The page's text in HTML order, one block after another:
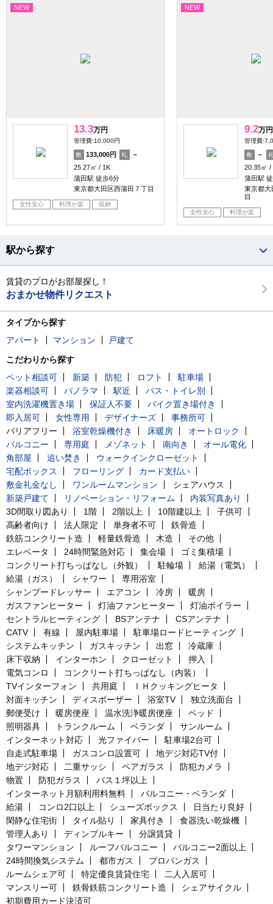
NEW
13.3万円
管理費:10,000円
敷 133,000円 礼
－
25.27㎡
1K
蒲田駅 徒歩6分
東京都大田区西蒲田７丁目
女性安心 料理が楽 収納
NEW
9.2万円
管理費
敷 －
20.35㎡
蒲田駅
東京都大
目
女性安心 料理が楽
駅から探す
賃貸のプロがお部屋探し！
おまかせ物件リクエスト
タイプから探す
アパート
マンション
戸建て
こだわりから探す
ペット相談可
新築 防犯 ロフト
駐車場
楽器相談可
パノラマ 駅近
バス・トイレ別
室内洗濯機置き場
保証人不要
バイク置き場付き
即入居可
女性専用 デザイナーズ
事務所可
バリアフリー
浴室乾燥機付き 床暖房
オートロック
バルコニー
専用庭 メゾネット 南向き
オール電化
角部屋
追い焚き
ウォークインクローゼット
宅配ボックス
フローリング
カード支払い
敷金礼金なし
ワンルームマンション
シェアハウス
新築戸建て
リノベーション・リフォーム
内装写真あり
3D間取り図あり
1階 2階以上 10階建以上
子供可
高齢者向け
法人限定 単身者不可
鉄骨造
鉄筋コンクリート造
軽量鉄骨造 木造
その他
エレベータ
24時間緊急対応 集会場
ゴミ集積場
コンクリート打ちっぱなし（外観）
駐輪場
給湯（電気）
給湯（ガス）
シャワー
専用浴室
シャンプードレッサー
エアコン 冷房
暖房
ガスファンヒーター
灯油ファンヒーター
灯油ボイラー
セントラルヒーティング
BSアンテナ
CSアンテナ
CATV
有線 屋内駐車場
駐車場ロードヒーティング
システムキッチン
ガスキッチン 出窓
冷蔵庫
床下収納
インターホン クローゼット
押入
電気コンロ
コンクリート打ちっぱなし（内装）
TVインターフォン
共用庭
ＩＨクッキングヒータ
対面キッチン
ディスポーザー 浴室TV
独立洗面台
郵便受け
暖房便座 温水洗浄暖房便座
ベッド
照明器具
トランクルーム ベランダ
サンルーム
インターネット対応
光ファイバー
駐車場2台可
自走式駐車場
ガスコンロ設置可
地デジ対応TV付
地デジ対応
二重サッシ ペアガラス
防犯カメラ
物置
防犯ガラス
バス１坪以上
インターネット月額利用料無料
バルコニー・ベランダ
給湯
コンロ2口以上 シューズボックス
日当たり良好
閑静な住宅街
タイル貼り 家具付き
食器洗い乾燥機
管理人あり
ディンプルキー
分譲賃貸
タワーマンション
ルーフバルコニー
バルコニー2面以上
24時間換気システム
都市ガス
プロパンガス
ルームシェア可
特定優良賃貸住宅
二人入居可
マンスリー可
鉄骨鉄筋コンクリート造
シェアサイクル
初期費用カード決済可